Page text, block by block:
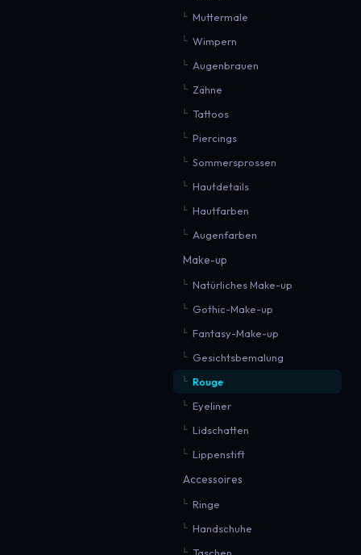
Muttermale
Wimpern
Augenbrauen
Zähne
Tattoos
Piercings
Sommersprossen
Hautdetails
Hautfarben
Augenfarben
Make-up
Natürliches Make-up
Gothic-Make-up
Fantasy-Make-up
Gesichtsbemalung
Rouge
Eyeliner
Lidschatten
Lippenstift
Accessoires
Ringe
Handschuhe
Taschen